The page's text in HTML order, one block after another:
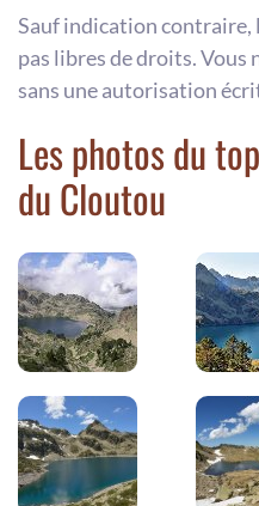
Sauf indication contraire,
pas libres de droits. Vous
sans une autorisation
Les photos du
du Cloutou